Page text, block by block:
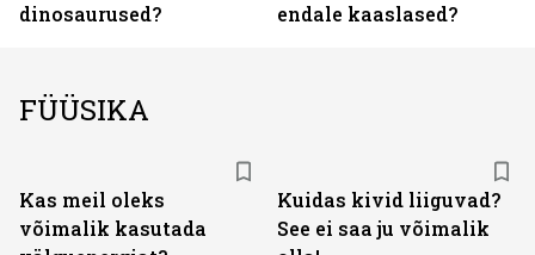
dinosaurused?
endale kaaslased?
FÜÜSIKA
Kas meil oleks
võimalik kasutada
Kuidas kivid liiguvad?
See ei saa ju võimalik